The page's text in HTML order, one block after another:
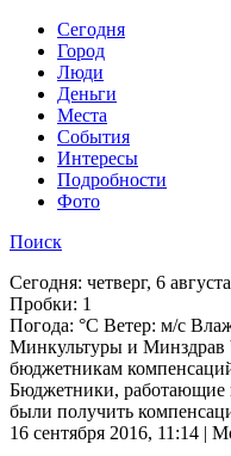
Cегодня
Город
Люди
Деньги
Места
События
Интересы
Подробности
Фото
Поиск
Сегодня: четверг, 6
Пробки: 1
Погода: °C Ветер: м/с
Минкультуры и Минздрав
бюджетникам
Бюджетники, работающие
были получить
16 сентября 2016, 11:14 |